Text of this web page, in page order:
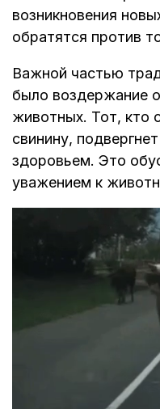
возникновения
обратятся против
Важной частью
было воздержание
животных. Тот, кто
свинину,
здоровьем. Это
уважением к